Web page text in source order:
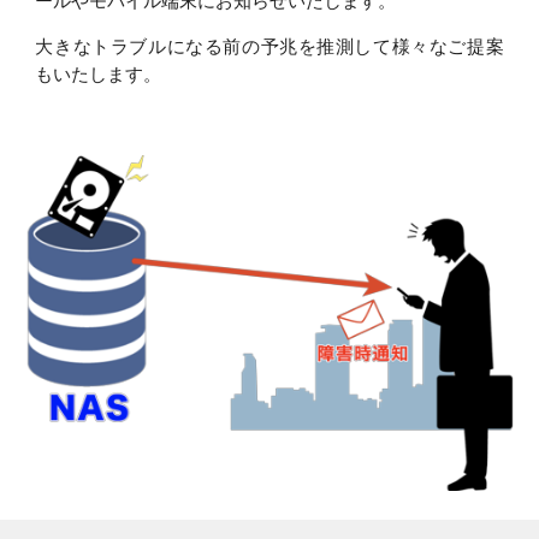
大きなトラブルになる前の予兆を推測して様々なご提案
もいたします。